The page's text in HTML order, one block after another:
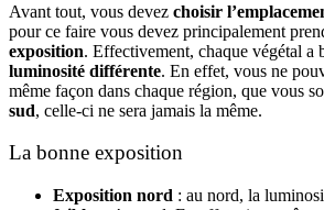
Avant tout, vous devez choisir
pour ce faire vous devez principalement
exposition. Effectivement, chaque végétal a
luminosité différente. En effet, vous ne
même façon dans chaque région, que vous
sud, celle-ci ne sera jamais la même.
La bonne exposition
Exposition nord : au nord, la